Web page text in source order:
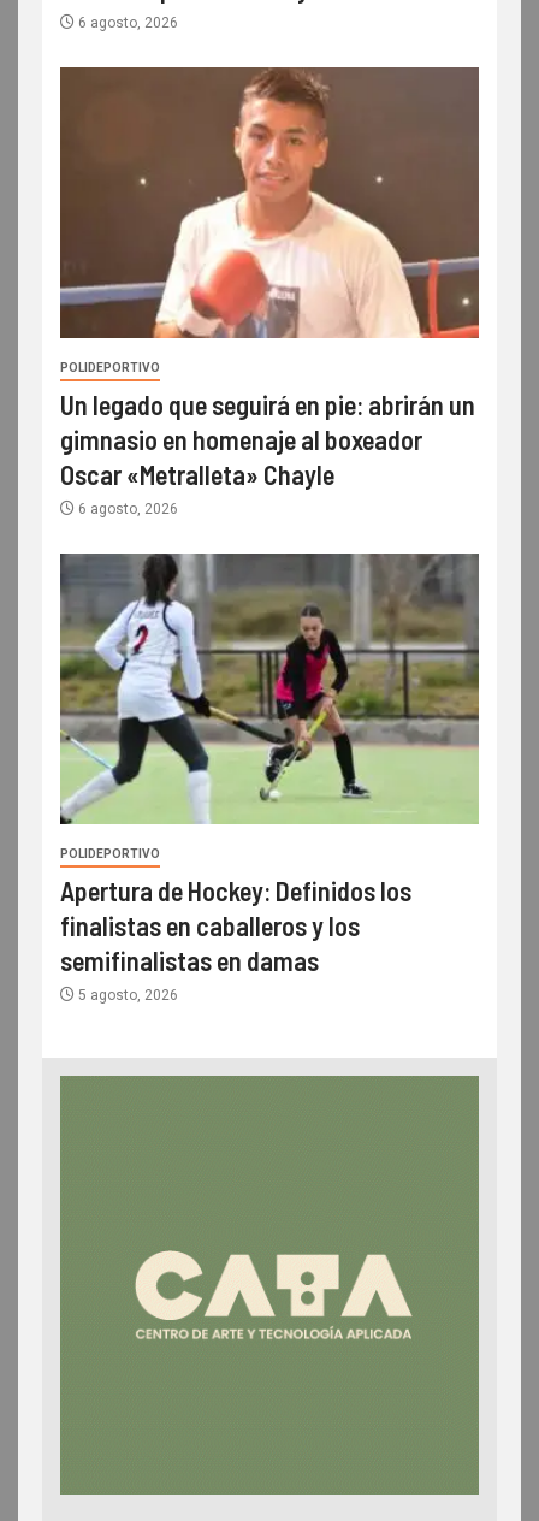
6 agosto, 2026
POLIDEPORTIVO
Un legado que seguirá en pie: abrirán un
gimnasio en homenaje al boxeador
Oscar «Metralleta» Chayle
6 agosto, 2026
POLIDEPORTIVO
Apertura de Hockey: Definidos los
finalistas en caballeros y los
semifinalistas en damas
5 agosto, 2026